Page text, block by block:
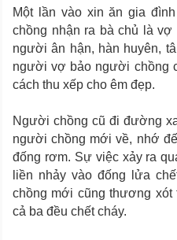
Một lần vào xin ăn gia
chồng nhận ra bà chủ là
người ân hận, hàn huyên,
người vợ bảo người chồng
cách thu xếp cho êm đẹp.
Người chồng cũ đi đường
người chồng mới về, nhớ
đống rơm. Sự việc xảy ra
liền nhảy vào đống lửa
chồng mới cũng thương xót
cả ba đều chết cháy.